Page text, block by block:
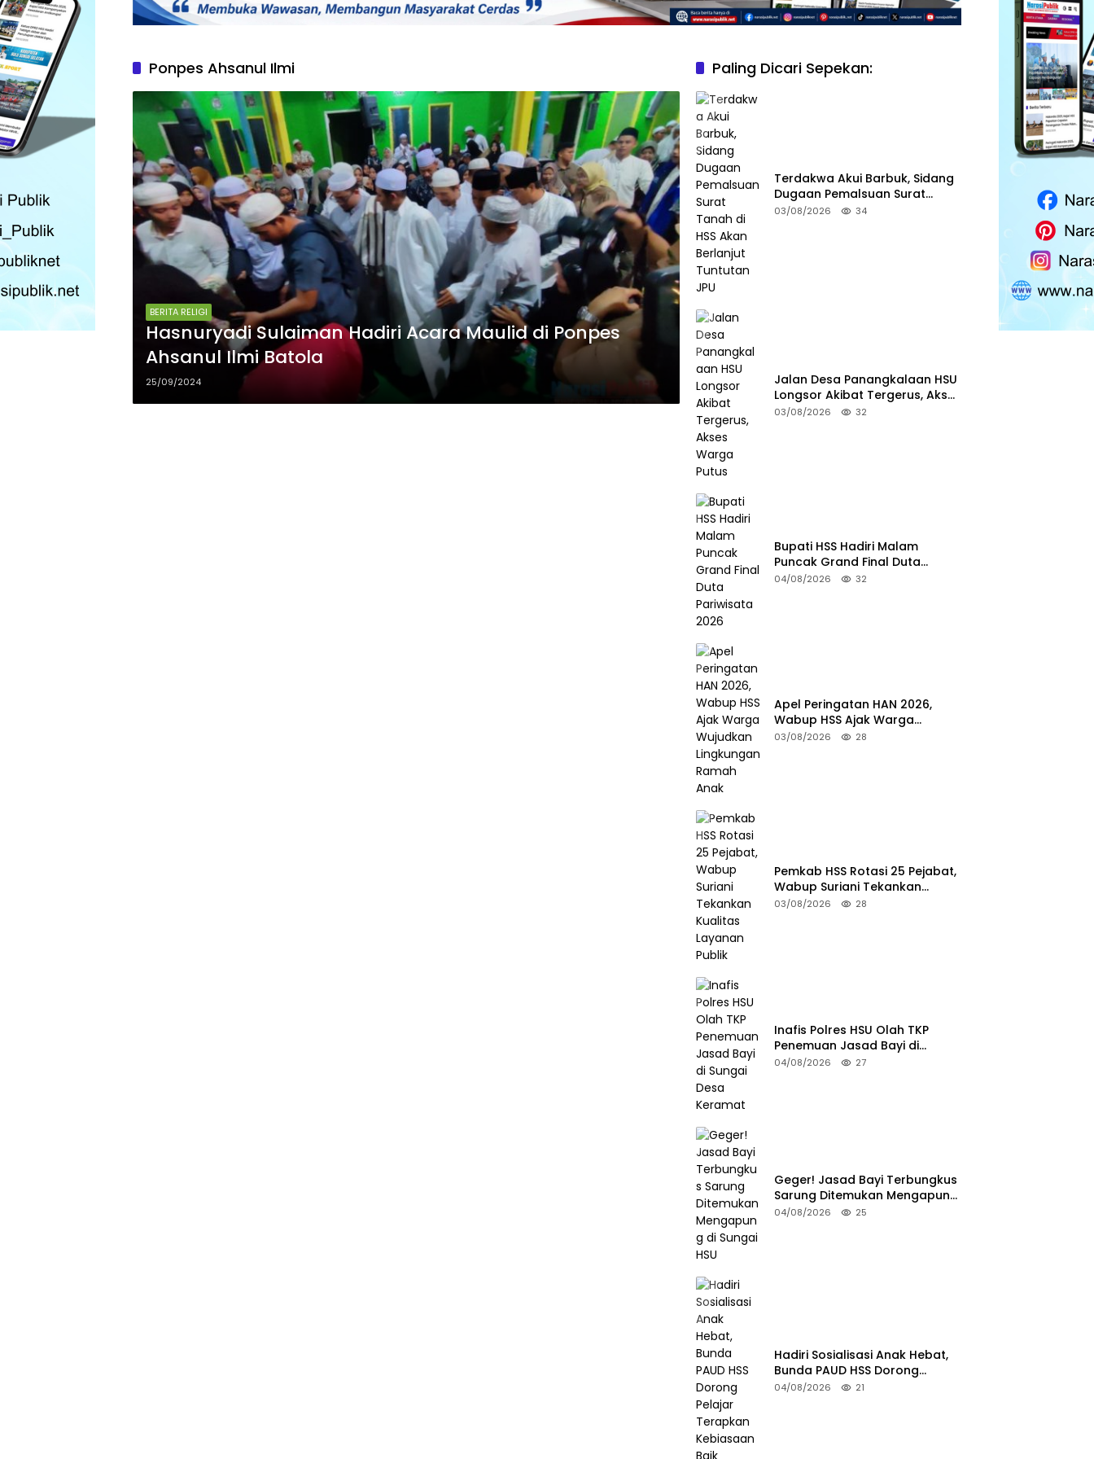
Ponpes Ahsanul Ilmi
BERITA RELIGI
Hasnuryadi Sulaiman Hadiri Acara Maulid di Ponpes
Ahsanul Ilmi Batola
25/09/2024
Paling Dicari Sepekan:
Terdakwa Akui Barbuk, Sidang
Dugaan Pemalsuan Surat
Tanah di HSS Akan Berlanjut
03/08/2026 34
Jalan Desa Panangkalaan HSU
Longsor Akibat Tergerus, Akses
Warga Putus
03/08/2026 32
Bupati HSS Hadiri Malam
Puncak Grand Final Duta
Pariwisata 2026
04/08/2026 32
Apel Peringatan HAN 2026,
Wabup HSS Ajak Warga
Wujudkan Lingkungan Ramah
03/08/2026 28
Pemkab HSS Rotasi 25 Pejabat,
Wabup Suriani Tekankan
Kualitas Layanan Publik
03/08/2026 28
Inafis Polres HSU Olah TKP
Penemuan Jasad Bayi di
Sungai Desa Keramat
04/08/2026 27
Geger! Jasad Bayi Terbungkus
Sarung Ditemukan Mengapung
di Sungai HSU
04/08/2026 25
Hadiri Sosialisasi Anak Hebat,
Bunda PAUD HSS Dorong
Pelajar Terapkan Kebiasaan
04/08/2026 21